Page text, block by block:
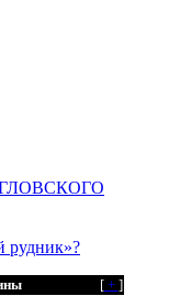
рудник»?
[+ ]